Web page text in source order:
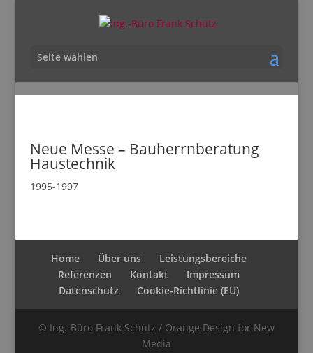
Seite wählen
Neue Messe – Bauherrnberatung
Haustechnik
1995-1997
Home Über uns
Leistungsbereiche
Referenzen
Kontakt
Impressum
Datenschutz
Cookie-Richtlinie (EU)
© Ing.-Büro Frank Schütz / Orange Design for New
Media